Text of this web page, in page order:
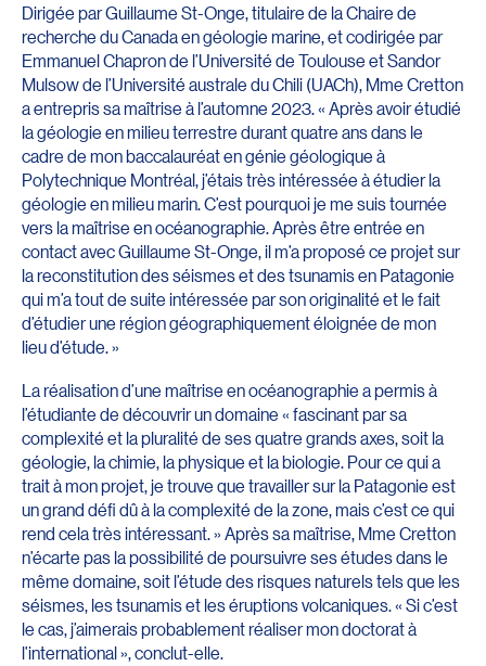
Dirigée par Guillaume St-Onge, titulaire de la Chaire de
recherche du Canada en géologie marine, et codirigée par
Emmanuel Chapron de l’Université de Toulouse et Sandor
Mulsow de l’Université australe du Chili (UACh), Mme Cretton
a entrepris sa maîtrise à l’automne 2023. « Après avoir étudié
la géologie en milieu terrestre durant quatre ans dans le
cadre de mon baccalauréat en génie géologique à
Polytechnique Montréal, j’étais très intéressée à étudier la
géologie en milieu marin. C’est pourquoi je me suis tournée
vers la maîtrise en océanographie. Après être entrée en
contact avec Guillaume St-Onge, il m’a proposé ce projet sur
la reconstitution des séismes et des tsunamis en Patagonie
qui m’a tout de suite intéressée par son originalité et le fait
d’étudier une région géographiquement éloignée de mon
lieu d’étude. »
La réalisation d’une maîtrise en océanographie a permis à
l’étudiante de découvrir un domaine « fascinant par sa
complexité et la pluralité de ses quatre grands axes, soit la
géologie, la chimie, la physique et la biologie. Pour ce qui a
trait à mon projet, je trouve que travailler sur la Patagonie est
un grand défi dû à la complexité de la zone, mais c’est ce qui
rend cela très intéressant. » Après sa maîtrise, Mme Cretton
n’écarte pas la possibilité de poursuivre ses études dans le
même domaine, soit l’étude des risques naturels tels que les
séismes, les tsunamis et les éruptions volcaniques. « Si c’est
le cas, j’aimerais probablement réaliser mon doctorat à
l’international », conclut-elle.